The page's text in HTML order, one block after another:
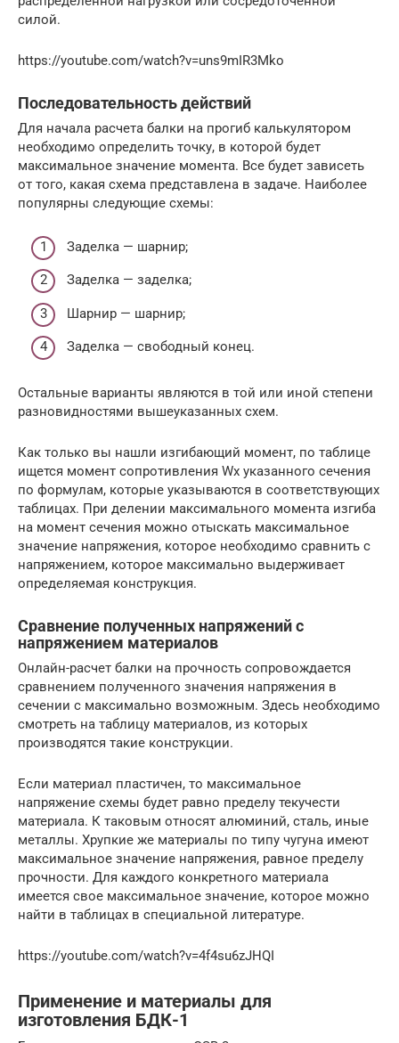
силой.
https://youtube.com/watch?v=uns9mIR3Mko
Последовательность действий
Для начала расчета балки на прогиб калькулятором
необходимо определить точку, в которой будет
максимальное значение момента. Все будет зависеть
от того, какая схема представлена в задаче. Наиболее
популярны следующие схемы:
Заделка — шарнир;
Заделка — заделка;
Шарнир — шарнир;
Заделка — свободный конец.
Остальные варианты являются в той или иной степени
разновидностями вышеуказанных схем.
Как только вы нашли изгибающий момент, по таблице
ищется момент сопротивления Wx указанного сечения
по формулам, которые указываются в соответствующих
таблицах. При делении максимального момента изгиба
на момент сечения можно отыскать максимальное
значение напряжения, которое необходимо сравнить с
напряжением, которое максимально выдерживает
определяемая конструкция.
Сравнение полученных напряжений с
напряжением материалов
Онлайн-расчет балки на прочность сопровождается
сравнением полученного значения напряжения в
сечении с максимально возможным. Здесь необходимо
смотреть на таблицу материалов, из которых
производятся такие конструкции.
Если материал пластичен, то максимальное
напряжение схемы будет равно пределу текучести
материала. К таковым относят алюминий, сталь, иные
металлы. Хрупкие же материалы по типу чугуна имеют
максимальное значение напряжения, равное пределу
прочности. Для каждого конкретного материала
имеется свое максимальное значение, которое можно
найти в таблицах в специальной литературе.
https://youtube.com/watch?v=4f4su6zJHQI
Применение и материалы для
изготовления БДК-1